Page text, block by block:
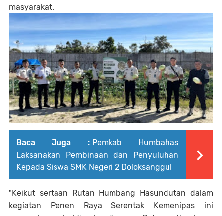
masyarakat.
Baca Juga : Pemkab Humbahas
Laksanakan Pembinaan dan Penyuluhan
Kepada Siswa SMK Negeri 2 Doloksanggul
"Keikut sertaan Rutan Humbang Hasundutan dalam
kegiatan Penen Raya Serentak Kemenipas ini